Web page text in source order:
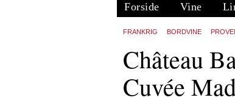
Forside Vine
FRANKRIG BORDVINE
Château
Cuvée